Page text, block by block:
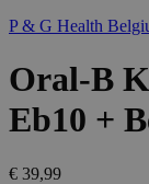
P & G Health
Oral-B
Eb10 +
€ 39,99